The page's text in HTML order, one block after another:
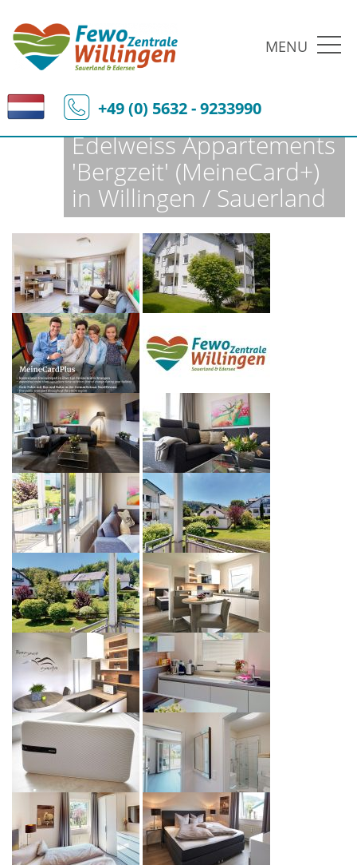
MENU
+49 (0) 5632 - 9233990
Fewo-Zentrale Willingen Ferienobjekte Fewo-Details
Edelweiss Appartements
'Bergzeit' (MeineCard+)
in Willingen / Sauerland